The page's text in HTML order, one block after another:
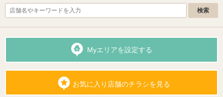
Myエリアを設定する
お気に入り店舗のチラシを見る